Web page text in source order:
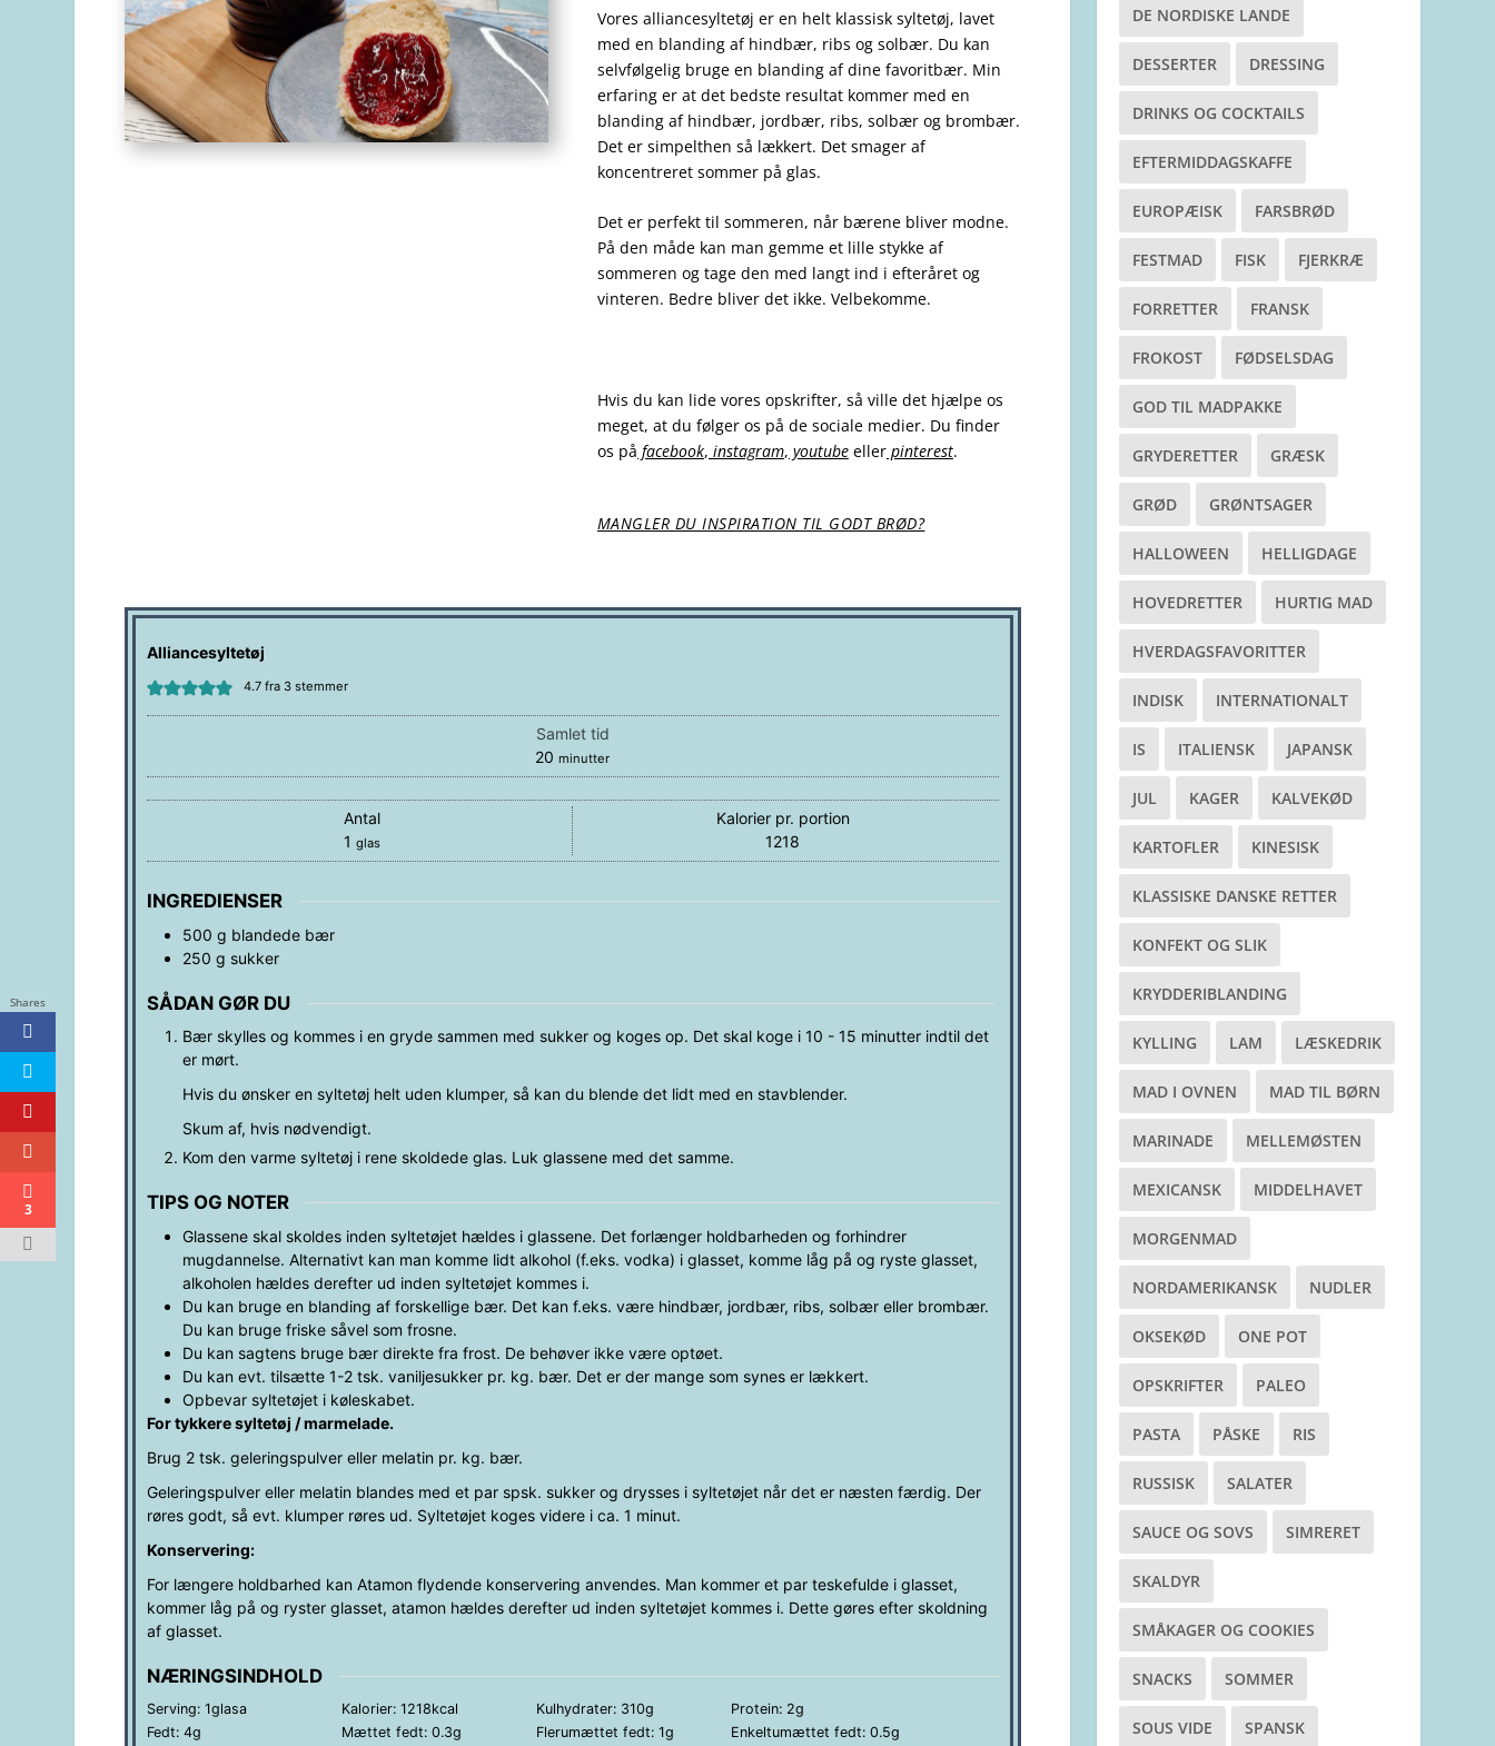
Vores alliancesyltetøj er en helt klassisk syltetøj, lavet
med en blanding af hindbær, ribs og solbær. Du kan
selvfølgelig bruge en blanding af dine favoritbær. Min
erfaring er at det bedste resultat kommer med en
blanding af hindbær, jordbær, ribs, solbær og brombær.
Det er simpelthen så lækkert. Det smager af
koncentreret sommer på glas.
Det er perfekt til sommeren, når bærene bliver modne.
På den måde kan man gemme et lille stykke af
sommeren og tage den med langt ind i efteråret og
vinteren. Bedre bliver det ikke. Velbekomme.
Hvis du kan lide vores opskrifter, så ville det hjælpe os
meget, at du følger os på de sociale medier. Du finder
os på facebook, instagram, youtubeellerpinterest.
MANGLER DU INSPIRATION TIL GODT BRØD?
Alliancesyltetøj
4.7fra 3stemmer
Samlet tid
20 minutter
minutter
Antal
1 glas
Kalorier pr. portion
1218
INGREDIENSER
500 g blandede bær
250 g sukker
SÅDAN GØR DU
Bær skylles og kommes i en gryde sammen med sukker og koges op. Det skal koge i 10 - 15 minutter indtil det
er mørt.
Hvis du ønsker en syltetøj helt uden klumper, så kan du blende det lidt med en stavblender.
Skum af, hvis nødvendigt.
Kom den varme syltetøj i rene skoldede glas. Luk glassene med det samme.
TIPS OG NOTER
Glassene skal skoldes inden syltetøjet hældes i glassene. Det forlænger holdbarheden og forhindrer
mugdannelse. Alternativt kan man komme lidt alkohol (f.eks. vodka) i glasset, komme låg på og ryste glasset,
alkoholen hældes derefter ud inden syltetøjet kommes i.
Du kan bruge en blanding af forskellige bær. Det kan f.eks. være hindbær, jordbær, ribs, solbær eller brombær.
Du kan bruge friske såvel som frosne.
Du kan sagtens bruge bær direkte fra frost. De behøver ikke være optøet.
Du kan evt. tilsætte 1-2 tsk. vaniljesukker pr. kg. bær. Det er der mange som synes er lækkert.
Opbevar syltetøjet i køleskabet.
For tykkere syltetøj / marmelade.
Brug 2 tsk. geleringspulver eller melatin pr. kg. bær.
Geleringspulver eller melatin blandes med et par spsk. sukker og drysses i syltetøjet når det er næsten færdig. Der
røres godt, så evt. klumper røres ud. Syltetøjet koges videre i ca. 1 minut.
Konservering:
For længere holdbarhed kan Atamon flydende konservering anvendes. Man kommer et par teskefulde i glasset,
kommer låg på og ryster glasset, atamon hældes derefter ud inden syltetøjet kommes i. Dette gøres efter skoldning
af glasset.
NÆRINGSINDHOLD
Serving: 1glasa Kalorier: 1218kcal Kulhydrater: 310g Protein: 2g
Fedt: 4g Mættet fedt: 0.3g Flerumættet fedt: 1g Enkeltumættet fedt: 0.5g
DE NORDISKE LANDE
DESSERTER DRESSING
DRINKS OG COCKTAILS
EFTERMIDDAGSKAFFE
EUROPÆISK FARSBRØD
FESTMAD FISK FJERKRÆ
FORRETTER FRANSK
FROKOST FØDSELSDAG
GOD TIL MADPAKKE
GRYDERETTER GRÆSK
GRØD GRØNTSAGER
HALLOWEEN HELLIGDAGE
HOVEDRETTER HURTIG MAD
HVERDAGSFAVORITTER
INDISK INTERNATIONALT
IS ITALIENSK JAPANSK
JUL KAGER KALVEKØD
KARTOFLER KINESISK
KLASSISKE DANSKE RETTER
KONFEKT OG SLIK
KRYDDERIBLANDING
KYLLING LAM LÆSKEDRIK
MAD I OVNEN MAD TIL BØRN
MARINADE MELLEMØSTEN
MEXICANSK MIDDELHAVET
MORGENMAD
NORDAMERIKANSK NUDLER
OKSEKØD ONE POT
OPSKRIFTER PALEO
PASTA PÅSKE RIS
RUSSISK SALATER
SAUCE OG SOVS SIMRERET
SKALDYR
SMÅKAGER OG COOKIES
SNACKS SOMMER
SOUS VIDE SPANSK
Shares
3